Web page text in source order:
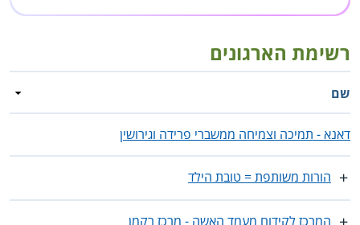
רשימת הארגונים
שם
דאנא - תמיכה וצמיחה ממשברי פרידה וגירושין
הורות משותפת = טובת הילד
המרכז לקידום מעמד האשה - מרכז רקמן